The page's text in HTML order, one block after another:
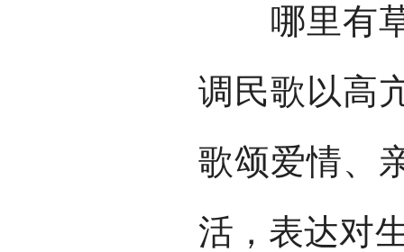
哪里有草
调民歌以高
歌颂爱情、
活，表达对